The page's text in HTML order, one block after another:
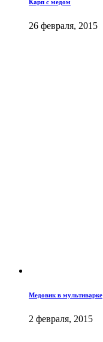
Карп с медом
26 февраля, 2015
Медовик в мультиварке
2 февраля, 2015